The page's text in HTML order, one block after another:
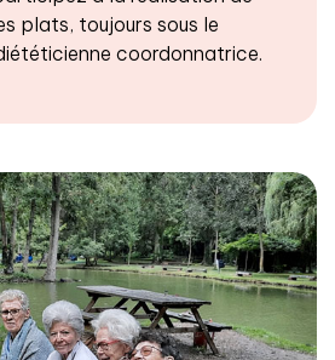
plats, toujours sous le
coordonnatrice.